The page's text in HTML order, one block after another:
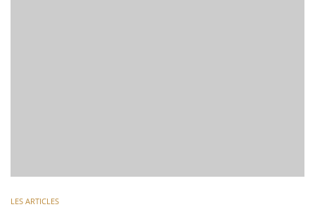
LES ARTICLES